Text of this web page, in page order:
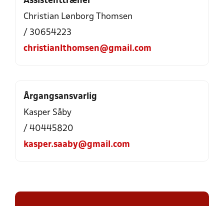
Christian Lønborg Thomsen
/ 30654223
christianlthomsen@gmail.com
Årgangsansvarlig
Kasper Såby
/ 40445820
kasper.saaby@gmail.com